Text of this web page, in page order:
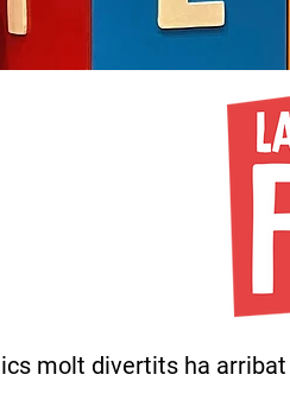
molt divertits ha